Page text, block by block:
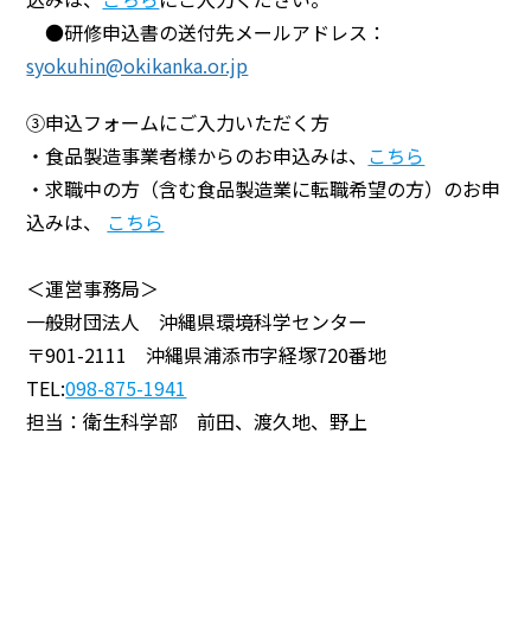
●研修申込書の送付先メールアドレス：
syokuhin@okikanka.or.jp
③申込フォームにご入力いただく方
・食品製造事業者様からのお申込みは、 こちら
・求職中の方（含む食品製造業に転職希望の方）のお申
込みは、 こちら
＜運営事務局＞
一般財団法人 沖縄県環境科学センター
〒901-2111 沖縄県浦添市字経塚720番地
TEL:098-875-1941
担当：衛生科学部 前田、渡久地、野上